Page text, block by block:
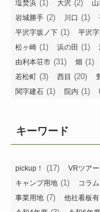
塩焚浜 (1) 大沢 (2)
岩城勝手 (2) 川口 (1)
平沢字坂ノ下 (1) 平沢
松ヶ崎 (1) 浜の田 (1)
由利本荘市 (31) 畑 (1)
若松町 (3) 西目 (20)
関字建石 (1) 院内 (1)
キーワード
pickup！ (17) VRツアー
キャンプ用地 (1) コラム
事業用地 (7) 他社看板有